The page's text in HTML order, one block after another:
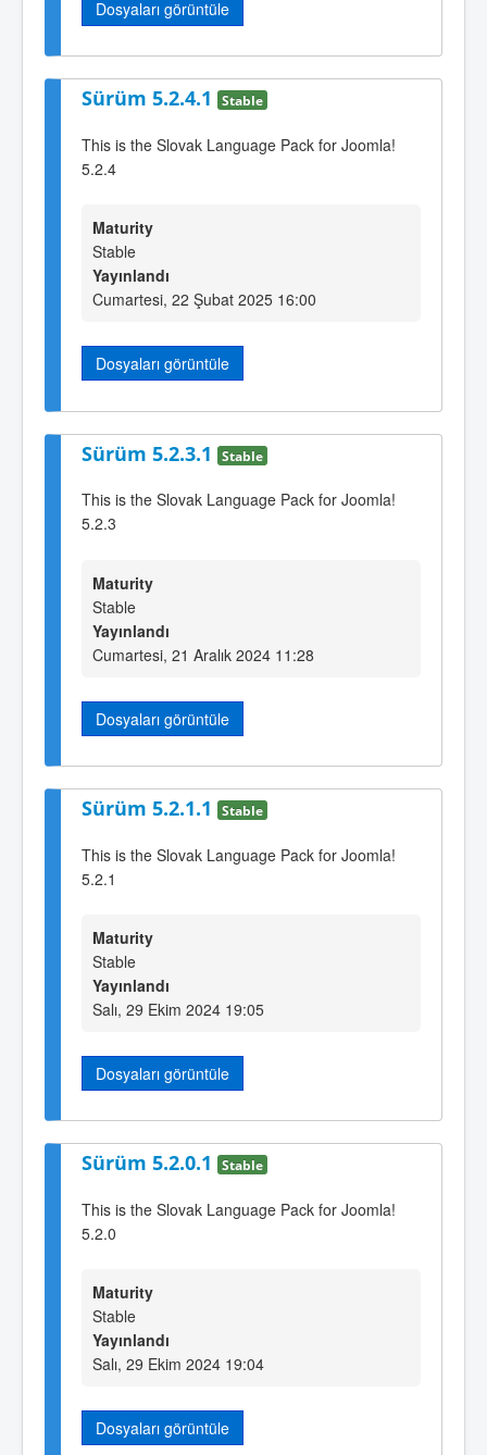
Dosyaları görüntüle
Sürüm 5.2.4.1 Stable
This is the Slovak Language Pack for Joomla!
5.2.4
Maturity
Stable
Yayınlandı
Cumartesi, 22 Şubat 2025 16:00
Dosyaları görüntüle
Sürüm 5.2.3.1 Stable
This is the Slovak Language Pack for Joomla!
5.2.3
Maturity
Stable
Yayınlandı
Cumartesi, 21 Aralık 2024 11:28
Dosyaları görüntüle
Sürüm 5.2.1.1 Stable
This is the Slovak Language Pack for Joomla!
5.2.1
Maturity
Stable
Yayınlandı
Salı, 29 Ekim 2024 19:05
Dosyaları görüntüle
Sürüm 5.2.0.1 Stable
This is the Slovak Language Pack for Joomla!
5.2.0
Maturity
Stable
Yayınlandı
Salı, 29 Ekim 2024 19:04
Dosyaları görüntüle